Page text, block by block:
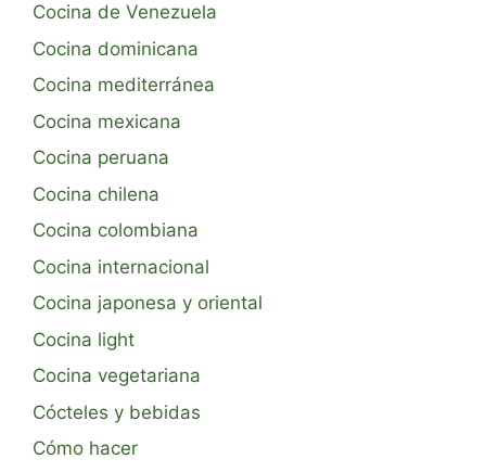
Cocina de Venezuela
Cocina dominicana
Cocina mediterránea
Cocina mexicana
Cocina peruana
Cocina chilena
Cocina colombiana
Cocina internacional
Cocina japonesa y oriental
Cocina light
Cocina vegetariana
Cócteles y bebidas
Cómo hacer